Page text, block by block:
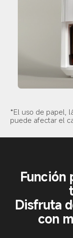
*El uso de papel,
puede afectar el
Función
Disfruta
con